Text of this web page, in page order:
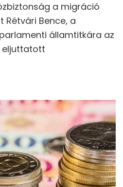
a migráció
Bence, a
államtitkára az
eljuttatott